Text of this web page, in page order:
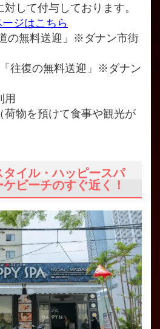
して付与しております。
ジはこちら
の無料送迎」※ダナン市街
往復の無料送迎」※ダナン
用
物を預けて食事や観光が
タイル・ハッピースパ
ビーチのすぐ近く！